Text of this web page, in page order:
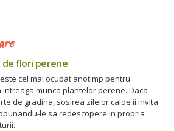
de flori perene
cel mai ocupat anotimp pentru
munca plantelor perene. Daca
de gradina, sosirea zilelor calde ii invita
le sa redescopere in propria